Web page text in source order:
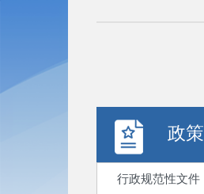
政策
行政规范性文件